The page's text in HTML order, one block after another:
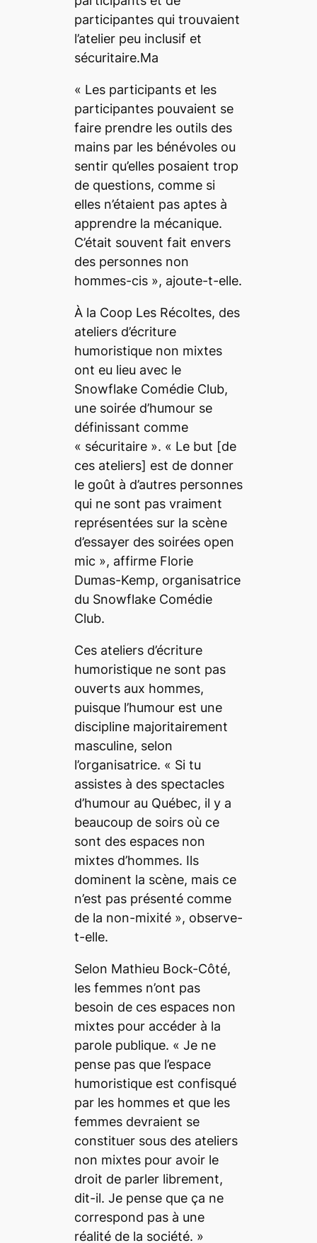
participantes qui trouvaient
l’atelier peu inclusif et
sécuritaire.Ma
« Les participants et les
participantes pouvaient se
faire prendre les outils des
mains par les bénévoles ou
sentir qu’elles posaient trop
de questions, comme si
elles n’étaient pas aptes à
apprendre la mécanique.
C’était souvent fait envers
des personnes non
hommes-cis», ajoute-t-elle.
À la Coop Les Récoltes, des
ateliers d’écriture
humoristique non mixtes
ont eu lieu avec le
Snowflake Comédie Club,
une soirée d’humour se
définissant comme
« sécuritaire». « Le but [de
ces ateliers] est de donner
le goût à d’autres personnes
qui ne sont pas vraiment
représentées sur la scène
d’essayer des soirées open
mic », affirme Florie
Dumas-Kemp, organisatrice
du Snowflake Comédie
Club.
Ces ateliers d’écriture
humoristique ne sont pas
ouverts aux hommes,
puisque l’humour est une
discipline majoritairement
masculine, selon
l’organisatrice. « Si tu
assistes à des spectacles
d’humour au Québec, il y a
beaucoup de soirs où ce
sont des espaces non
mixtes d’hommes. Ils
dominent la scène, mais ce
n’est pas présenté comme
de la non-mixité», observe-
t-elle.
Selon Mathieu Bock-Côté,
les femmes n’ont pas
besoin de ces espaces non
mixtes pour accéder à la
parole publique. « Je ne
pense pas que l’espace
humoristique est confisqué
par les hommes et que les
femmes devraient se
constituer sous des ateliers
non mixtes pour avoir le
droit de parler librement,
dit-il. Je pense que ça ne
correspond pas à une
réalité de la société. »